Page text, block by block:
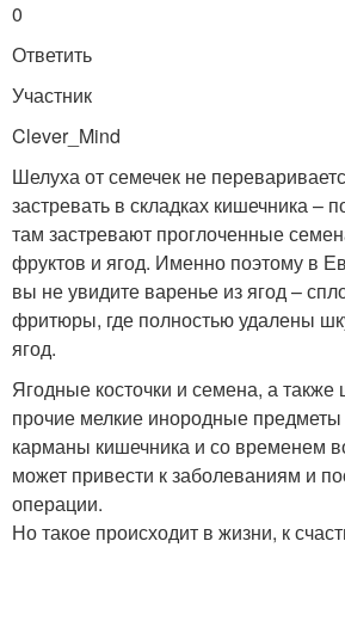
0
Ответить
Участник
Clever_Mind
Шелуха от семечек не
застревать в складках кишечника –
там застревают проглоченные
фруктов и ягод. Именно поэтому в
вы не увидите варенье из ягод –
фритюры, где полностью удалены
ягод.
Ягодные косточки и семена, а также
прочие мелкие инородные предметы
карманы кишечника и со временем
может привести к заболеваниям и
операции.
Но такое происходит в жизни, к